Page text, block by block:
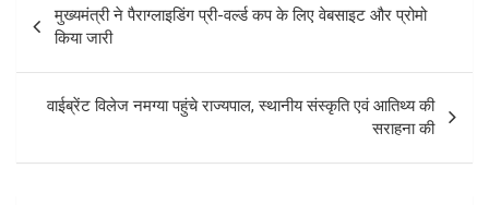
navigation
मुख्यमंत्री ने पैराग्लाइडिंग प्री-वर्ल्ड कप के लिए वेबसाइट और प्रोमो
किया जारी
वाईब्रेंट विलेज नमग्या पहुंचे राज्यपाल, स्थानीय संस्कृति एवं आतिथ्य की
सराहना की